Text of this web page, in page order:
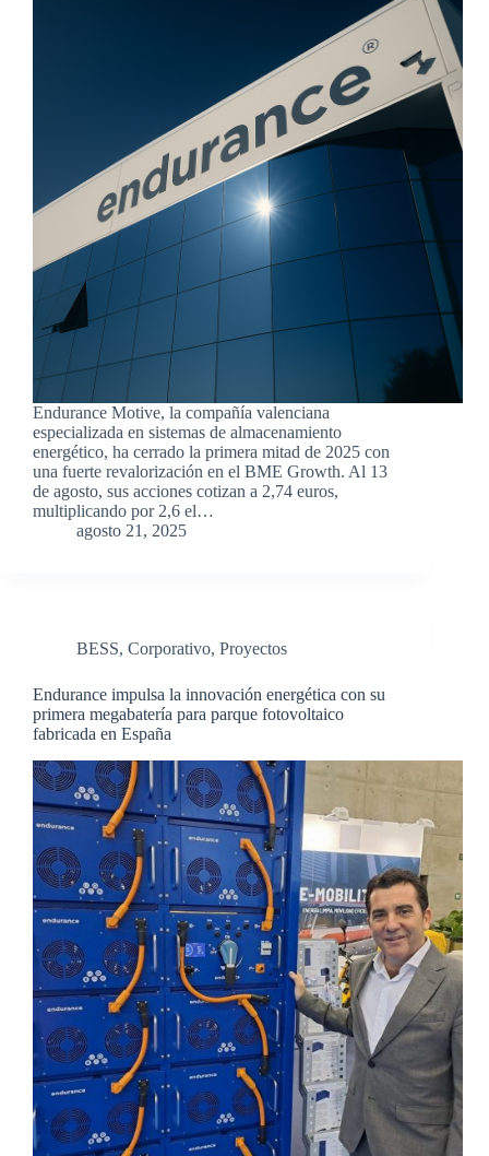
Endurance Motive, la compañía valenciana
especializada en sistemas de almacenamiento
energético, ha cerrado la primera mitad de 2025 con
una fuerte revalorización en el BME Growth. Al 13
de agosto, sus acciones cotizan a 2,74 euros,
multiplicando por 2,6 el…
agosto 21, 2025
BESS, Corporativo, Proyectos
Endurance impulsa la innovación energética con su
primera megabatería para parque fotovoltaico
fabricada en España